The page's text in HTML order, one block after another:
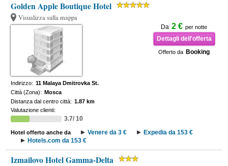
Golden Apple Boutique Hotel
Visualizza sulla mappa
Da 2 € per notte
Dettagli dell'offerta
Offerto da Booking
Indirizzo: 11 Malaya Dmitrovka St.
Città (Zona): Mosca
Distanza dal centro città: 1.87 km
Valutazione clienti:
3.7/ 10
Hotel offerto anche da Venere da 3 €
Expedia da 153 €
Hotels.com da 153 €
Izmailovo Hotel Gamma-Delta